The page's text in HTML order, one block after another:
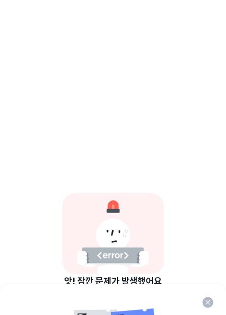
앗! 잠깐 문제가 발생했어요